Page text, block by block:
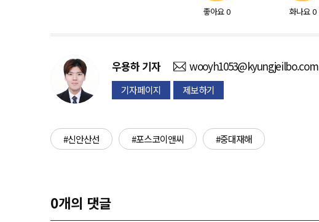
좋아요 0 화나요 0
우용하기자 wooyh1053@kyungjeilbo.com
기자페이지 제보하기
#신안산선 #포스코이앤씨 #중대재해
0개의 댓글